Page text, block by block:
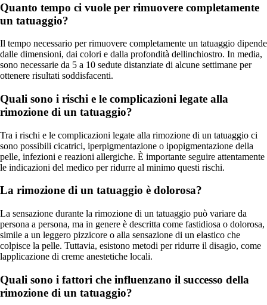
Quanto tempo ci vuole per rimuovere completamente
un tatuaggio?
Il tempo necessario per rimuovere completamente un tatuaggio dipende
dalle dimensioni, dai colori e dalla profondità dellinchiostro. In media,
sono necessarie da 5 a 10 sedute distanziate di alcune settimane per
ottenere risultati soddisfacenti.
Quali sono i rischi e le complicazioni legate alla
rimozione di un tatuaggio?
Tra i rischi e le complicazioni legate alla rimozione di un tatuaggio ci
sono possibili cicatrici, iperpigmentazione o ipopigmentazione della
pelle, infezioni e reazioni allergiche. È importante seguire attentamente
le indicazioni del medico per ridurre al minimo questi rischi.
La rimozione di un tatuaggio è dolorosa?
La sensazione durante la rimozione di un tatuaggio può variare da
persona a persona, ma in genere è descritta come fastidiosa o dolorosa,
simile a un leggero pizzicore o alla sensazione di un elastico che
colpisce la pelle. Tuttavia, esistono metodi per ridurre il disagio, come
lapplicazione di creme anestetiche locali.
Quali sono i fattori che influenzano il successo della
rimozione di un tatuaggio?